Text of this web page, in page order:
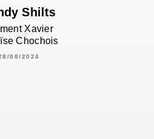
Shilts
Xavier
Chochois
08/2024